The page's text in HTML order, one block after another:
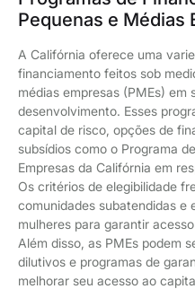
Pequenas e Médias
A Califórnia oferece uma
financiamento feitos sob
médias empresas (PMEs) em
desenvolvimento. Esses
capital de risco, opções de
subsídios como o Programa
Empresas da Califórnia em
Os critérios de elegibilidade
comunidades subatendidas e
mulheres para garantir
Além disso, as PMEs podem
dilutivos e programas de
melhorar seu acesso ao